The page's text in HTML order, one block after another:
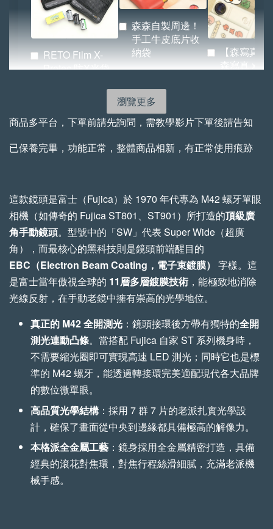
RETO Film X-
Protec 防X光袋
NT$ 855
- +
森森自製周邊！
手工牛皮底片收
納袋
NT$ 522
- +
【森寫真機
森寫真 x
NT$ 80
手工植鞣牛皮傘繩背帶 加購優惠
瀏覽全部
【森寫真機店】手工
植鞣牛皮傘繩背帶 (一
般款)
NT$ 699
NT$ 750
- +
植鞣牛皮傘繩背帶 (縫
線款)
NT$ 799
- +
瀏覽更多
商品多平台，下單前請先詢問，需教學影片下單後請告知
已保養完畢，功能正常，整體商品相新，有正常使用痕跡
這款鏡頭是富士（Fujica）於 1970 年代專為 M42 螺牙單眼
相機（如傳奇的 Fujica ST801、ST901）所打造的頂級廣
角手動鏡頭。型號中的「SW」代表 Super Wide（超廣
角），而最核心的黑科技則是鏡頭前端醒目的
EBC（Electron Beam Coating，電子束鍍膜） 字樣。這
是富士當年傲視全球的 11層多層鍍膜技術 ，能極致地消除
光線反射，在手動老鏡中擁有崇高的光學地位。
真正的 M42 全開測光 ：鏡頭接環後方帶有獨特的全開
測光連動凸條。當搭配 Fujica 自家 ST 系列機身時，
不需要縮光圈即可實現高速 LED 測光；同時它也是標
準的 M42 螺牙，能透過轉接環完美適配現代各大品牌
的數位微單眼。
高品質光學結構 ：採用 7 群 7 片的老派扎實光學設
計，確保了畫面從中央到邊緣都具備極高的解像力。
本格派全金屬工藝 ：鏡身採用全金屬精密打造，具備
經典的滾花對焦環，對焦行程絲滑細膩，充滿老派機
械手感。